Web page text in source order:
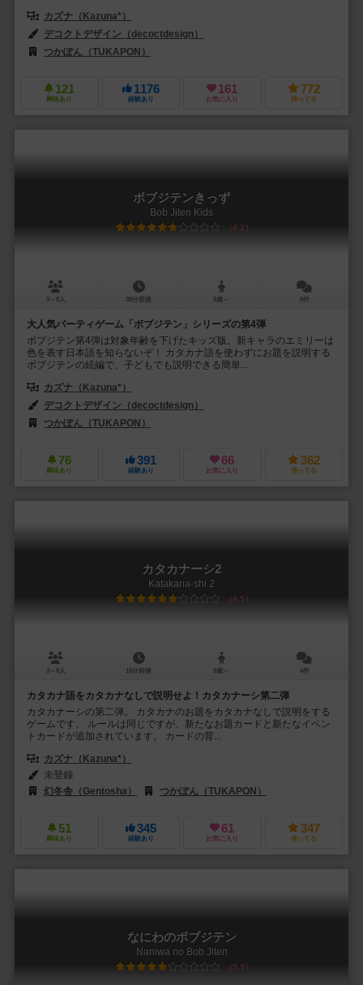
カズナ（Kazuna*）
デコクトデザイン（decoctdesign）
つかぽん（TUKAPON）
121
興味あり
1176
経験あり
161
お気に入り
772
持ってる
ボブジテンきっず
Bob Jiten Kids
6.2
3～8人 30分前後 8歳～ 8件
大人気パーティゲーム「ボブジテン」シリーズの第4弾
ボブジテン第4弾は対象年齢を下げたキッズ版。新キャラのエミリーは
色を表す日本語を知らないぞ！ カタカナ語を使わずにお題を説明する
ボブジテンの続編で、子どもでも説明できる簡単...
カズナ（Kazuna*）
デコクトデザイン（decoctdesign）
つかぽん（TUKAPON）
76
興味あり
391
経験あり
66
お気に入り
362
持ってる
カタカナーシ2
Katakana-shi 2
6.5
3～8人 15分前後 8歳～ 4件
カタカナ語をカタカナなしで説明せよ！カタカナーシ第二弾
カタカナーシの第二弾。 カタカナのお題をカタカナなしで説明をする
ゲームです。 ルールは同じですが、新たなお題カードと新たなイベン
トカードが追加されています。 カードの背...
カズナ（Kazuna*）
未登録
幻冬舎（Gentosha）
つかぽん（TUKAPON）
51
興味あり
345
経験あり
61
お気に入り
347
持ってる
なにわのボブジテン
Naniwa no Bob Jiten
5.9